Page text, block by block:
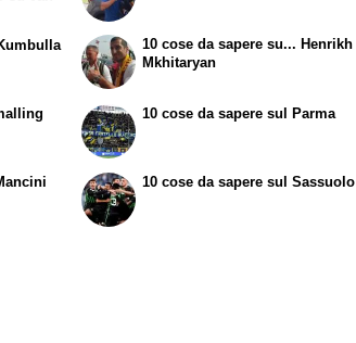
10 cose da sapere su... Henrikh
Mkhitaryan
10 cose da sapere sul Parma
10 cose da sapere sul Sassuolo